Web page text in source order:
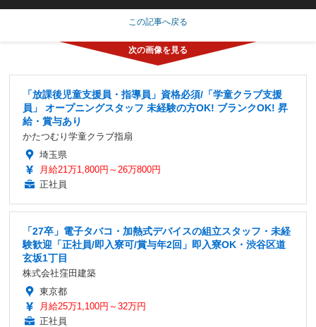
この記事へ戻る
「放課後児童支援員・指導員」資格必須/「学童クラブ支援
員」 オープニングスタッフ 未経験の方OK! ブランクOK! 昇
給・賞与あり
かたつむり学童クラブ指扇
埼玉県
月給21万1,800円～26万800円
正社員
「27卒」電子タバコ・加熱式デバイスの組立スタッフ・未経
験歓迎「正社員/即入寮可/賞与年2回」即入寮OK・渋谷区道
玄坂1丁目
株式会社窪田建築
東京都
月給25万1,100円～32万円
正社員